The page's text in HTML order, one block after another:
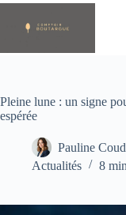
Passer
contenu
Pleine lune : un signe
espérée
Pauline
Actualités
8 min